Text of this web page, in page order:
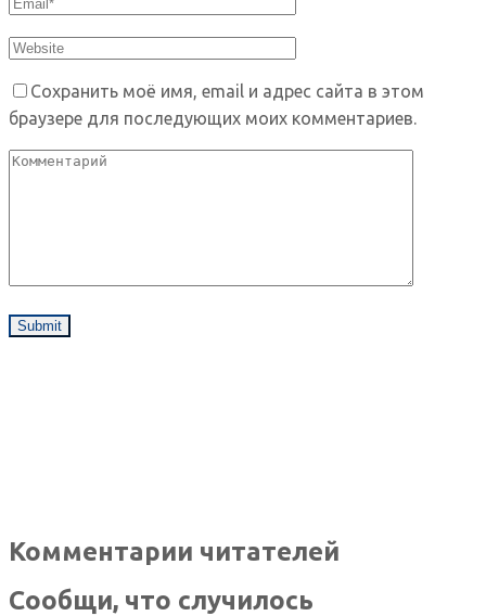
Сохранить моё имя, email и адрес сайта в этом
браузере для последующих моих комментариев.
Комментарии читателей
Сообщи, что случилось